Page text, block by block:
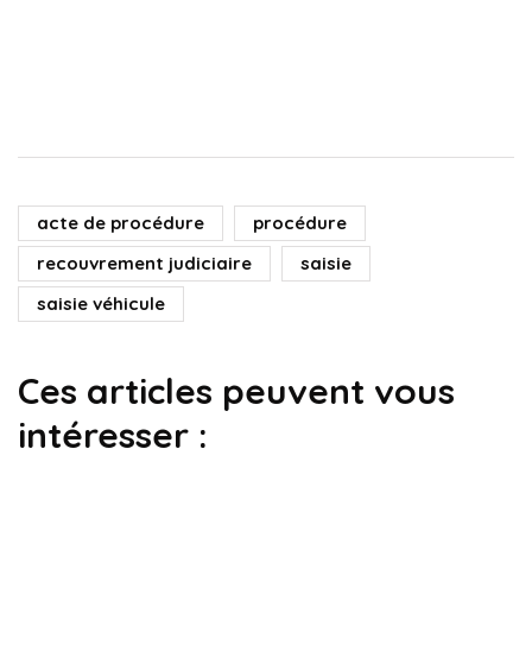
acte de procédure
procédure
recouvrement judiciaire
saisie
saisie véhicule
Ces articles peuvent vous
intéresser :